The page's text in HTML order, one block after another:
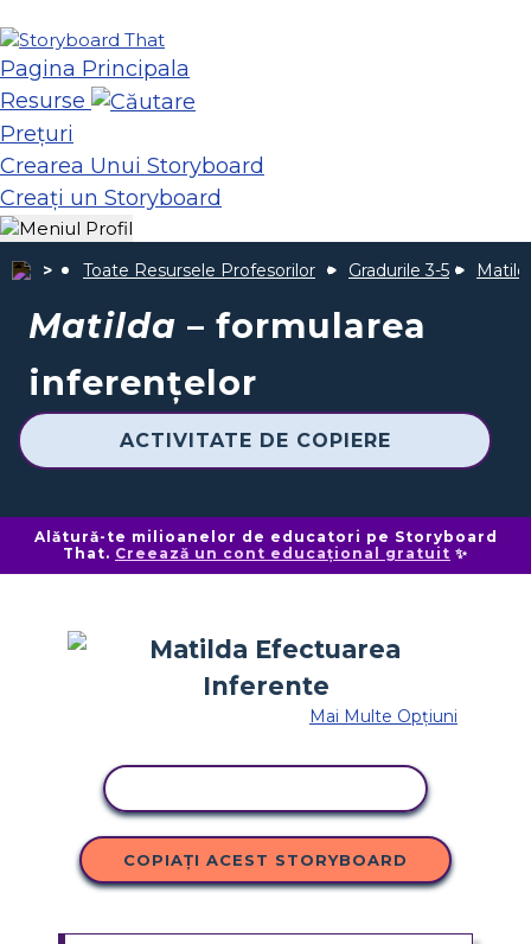
Pagina Principala
Resurse
Prețuri
Crearea Unui Storyboard
Creați un Storyboard
Toate Resursele Profesorilor Gradurile 3-5
Matilda – formularea
inferențelor
ACTIVITATE DE COPIERE
Alătură-te milioanelor de educatori pe Storyboard
That. Creează un cont educațional gratuit ✨
Mai Multe Opțiuni
COPIAȚI ACEST STORYBOARD